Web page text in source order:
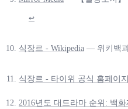
↩
식장르 - Wikipedia — 위키백
식장르 - 타이위 공식 홈페이지
2016년도 대드라마 순위: 백